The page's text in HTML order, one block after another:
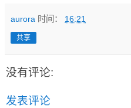
aurora 时间： 16:21
共享
没有评论:
发表评论